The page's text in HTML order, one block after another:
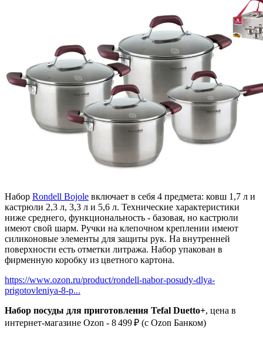
Набор Rondell Bojole включает в себя 4 предмета: ковш 1,7 л и
кастрюли 2,3 л, 3,3 л и 5,6 л. Технические характеристики
ниже среднего, функциональность - базовая, но кастрюли
имеют свой шарм. Ручки на клепочном креплении имеют
силиконовые элементы для защиты рук. На внутренней
поверхности есть отметки литража. Набор упакован в
фирменную коробку из цветного картона.
https://www.ozon.ru/product/rondell-nabor-posudy-dlya-
prigotovleniya-8-p...
Набор посуды для приготовления Tefal Duetto+, цена в
интернет-магазине Ozon - 8 499 ₽ (c Ozon Банком)